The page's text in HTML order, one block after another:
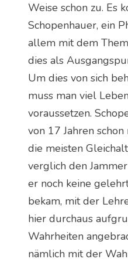
Weise schon zu. Es
Schopenhauer, ein
allem mit dem
dies als
Um dies von sich
muss man viel
voraussetzen.
von 17 Jahren
die meisten
verglich den
er noch keine
bekam, mit der
hier durchaus
Wahrheiten
nämlich mit der